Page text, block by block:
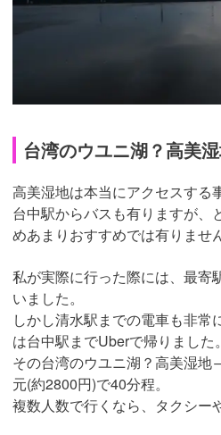
台湾のウユニ湖？高美
高美湿地は本当にアクセスする
台中駅からバスも有りますが、
めあまりおすすめでは有りません
私が実際に行った際には、最寄
いました。
しかし清水駅までの電車も非常
は台中駅までUberで帰りました。
その台湾のウユニ湖？高美湿
元(約2800円)で40分程。
複数人数で行くなら、タクシー